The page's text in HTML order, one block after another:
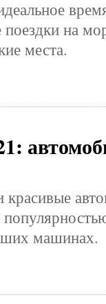
на
места.
машинах.